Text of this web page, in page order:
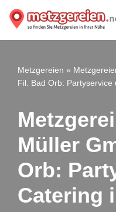
Zum
Metzgereien »
Fil. Bad Orb:
Müller
Orb:
Catering